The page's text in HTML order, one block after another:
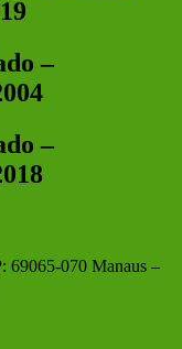
–
–
69065-070 Manaus –